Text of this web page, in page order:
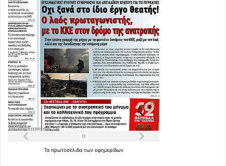
Τα πρωτοσέλιδα των εφημερίδων